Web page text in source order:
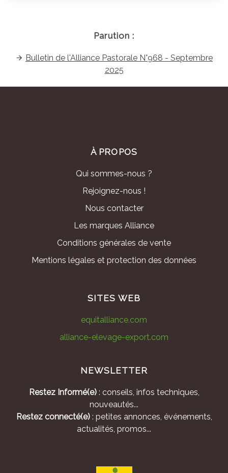
Parution :
Bulletin de l'Alliance Pastorale N°968 - Septembre
2025
À PROPOS
Qui sommes-nous ?
Rejoignez-nous !
Nous contacter
Les marques Alliance
Conditions générales de vente
Mentions légales et protection des données
SITES WEB
equitalliance.com
alliance-elevage-export.com
NEWSLETTER
Restez Informé(e): conseils, infos techniques,
nouveautés...
Restez connecté(e): petites annonces, événements,
actualités, promos...